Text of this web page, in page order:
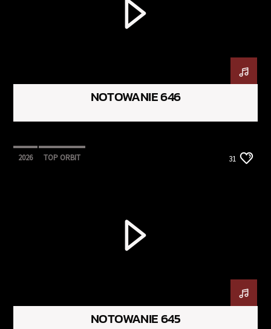
NOTOWANIE 646
2026 TOP ORBIT 31
NOTOWANIE 645